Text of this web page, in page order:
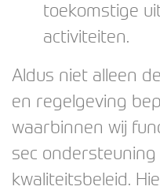
toekomstige
activiteiten.
Aldus niet alleen
en regelgeving
waarbinnen wij
sec
kwaliteitsbeleid.